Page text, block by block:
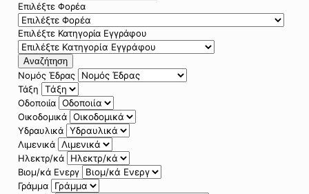
Επιλέξτε Φορέα
Επιλέξτε Κατηγορία Εγγράφου
Αναζήτηση
Νομός Έδρας
Τάξη
Οδοποιία
Οικοδομικά
Υδραυλικά
Λιμενικά
Ηλεκτρ/κά
Βιομ/κά Ενεργ
Γράμμα